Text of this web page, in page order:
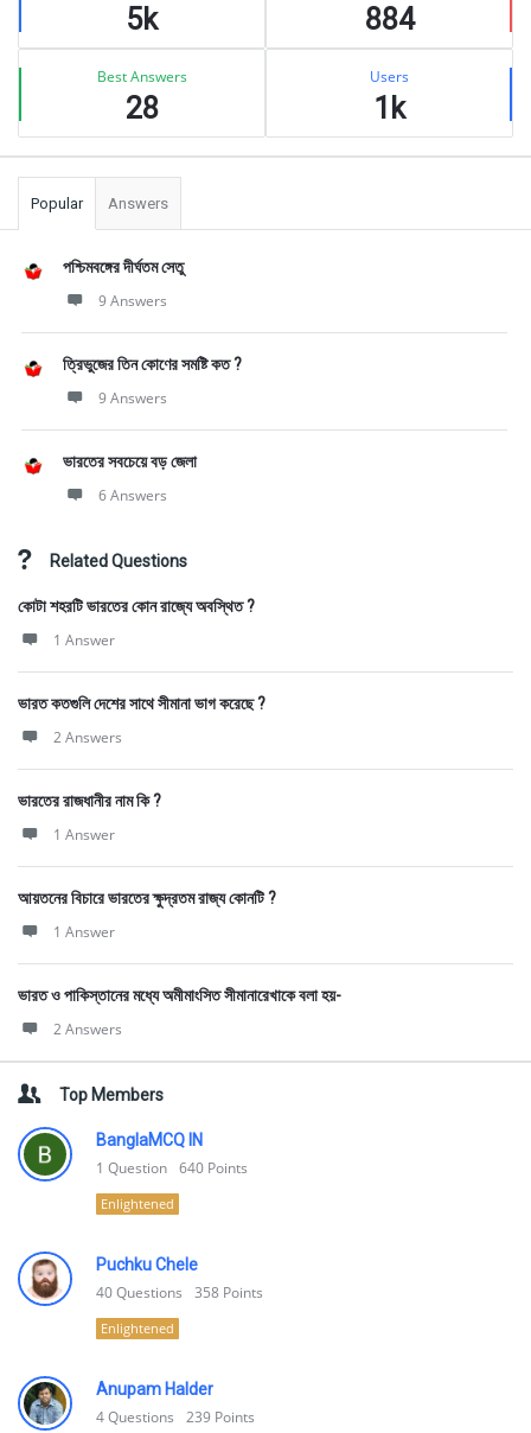
5k 884
Best Answers
28
Users
1k
Popular Answers
পশ্চিমবঙ্গের দীর্ঘতম সেতু
9 Answers
ত্রিভুজের তিন কোণের সমষ্টি কত ?
9 Answers
ভারতের সবচেয়ে বড় জেলা
6 Answers
Related Questions
কোটা শহরটি ভারতের কোন রাজ্যে অবস্থিত ?
1 Answer
ভারত কতগুলি দেশের সাথে সীমানা ভাগ করেছে ?
2 Answers
ভারতের রাজধানীর নাম কি ?
1 Answer
আয়তনের বিচারে ভারতের ক্ষুদ্রতম রাজ্য কোনটি ?
1 Answer
ভারত ও পাকিস্তানের মধ্যে অমীমাংসিত সীমানারেখাকে বলা হয়-
2 Answers
Top Members
BanglaMCQ IN
1 Question 640 Points
Enlightened
Puchku Chele
40Questions 358 Points
Enlightened
Anupam Halder
4Questions 239 Points